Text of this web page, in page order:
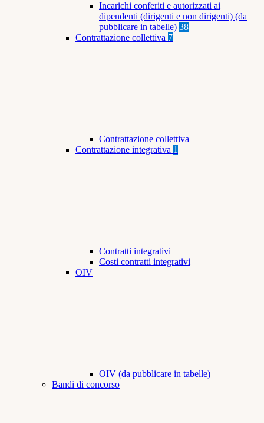
Incarichi conferiti e autorizzati ai
dipendenti (dirigenti e non dirigenti) (da
pubblicare in tabelle) 38
Contrattazione collettiva 7
Contrattazione collettiva
Contrattazione integrativa 1
Contratti integrativi
Costi contratti integrativi
OIV
OIV (da pubblicare in tabelle)
Bandi di concorso